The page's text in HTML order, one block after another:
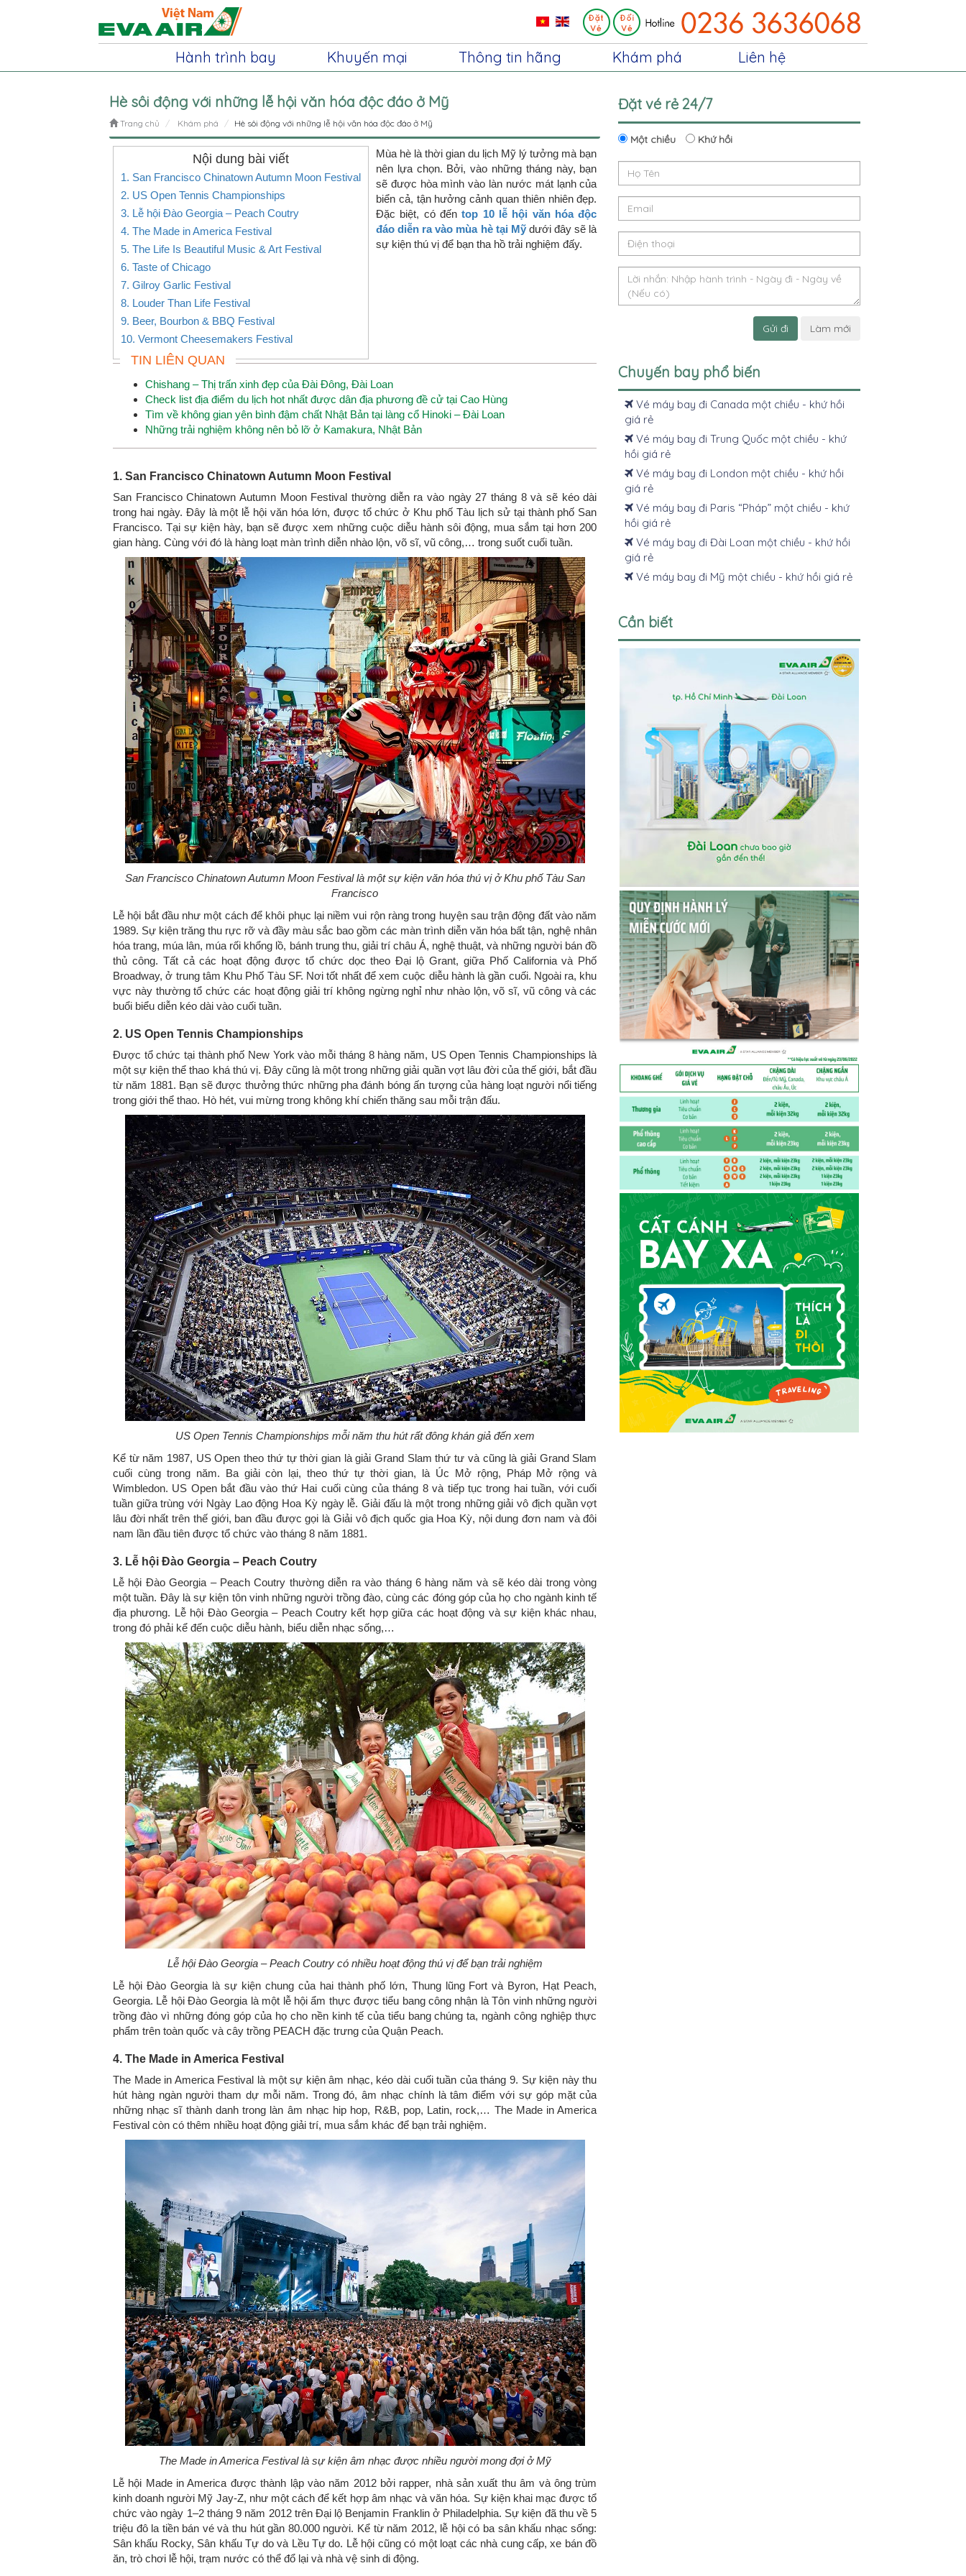
Hành trình bay Khuyến mại Thông tin hãng Khám phá Liên hệ
Hè sôi động với những lễ hội văn hóa độc đáo ở Mỹ
Trang chủ Khám phá Hè sôi động với những lễ hội văn hóa độc đáo ở Mỹ
Nội dung bài viết
1. San Francisco Chinatown Autumn Moon Festival
2. US Open Tennis Championships
3. Lễ hội Đào Georgia – Peach Coutry
4. The Made in America Festival
5. The Life Is Beautiful Music & Art Festival
6. Taste of Chicago
7. Gilroy Garlic Festival
8. Louder Than Life Festival
9. Beer, Bourbon & BBQ Festival
10. Vermont Cheesemakers Festival
Mùa hè là thời gian du lịch Mỹ lý tưởng mà bạn
nên lựa chọn. Bởi, vào những tháng này, bạn
sẽ được hòa mình vào làn nước mát lạnh của
biển cả, tận hưởng cảnh quan thiên nhiên đẹp.
Đặc biệt, có đếntop 10 lễ hội văn hóa độc
đáo diễn ra vào mùa hè tại Mỹdưới đây sẽ là
sự kiện thú vị để bạn tha hồ trải nghiệm đấy.
TIN LIÊN QUAN
Chishang – Thị trấn xinh đẹp của Đài Đông, Đài Loan
Check list địa điểm du lịch hot nhất được dân địa phương đề cử tại Cao Hùng
Tìm về không gian yên bình đậm chất Nhật Bản tại làng cổ Hinoki – Đài Loan
Những trải nghiệm không nên bỏ lỡ ở Kamakura, Nhật Bản
1. San Francisco Chinatown Autumn Moon Festival
San Francisco Chinatown Autumn Moon Festival thường diễn ra vào ngày 27 tháng 8 và sẽ kéo dài
trong hai ngày. Đây là một lễ hội văn hóa lớn, được tổ chức ở Khu phố Tàu lịch sử tại thành phố San
Francisco. Tại sự kiện hày, bạn sẽ được xem những cuộc diễu hành sôi động, mua sắm tại hơn 200
gian hàng. Cùng với đó là hàng loạt màn trình diễn nhào lộn, võ sĩ, vũ công,… trong suốt cuối tuần.
San Francisco Chinatown Autumn Moon Festival là một sự kiện văn hóa thú vị ở Khu phố Tàu San
Francisco
Lễ hội bắt đầu như một cách để khôi phục lại niềm vui rộn ràng trong huyện sau trận động đất vào năm
1989. Sự kiện trăng thu rực rỡ và đầy màu sắc bao gồm các màn trình diễn văn hóa bất tận, nghệ nhân
hóa trang, múa lân, múa rối khổng lồ, bánh trung thu, giải trí châu Á, nghệ thuật, và những người bán đồ
thủ công. Tất cả các hoạt động được tổ chức dọc theo Đại lộ Grant, giữa Phố California và Phố
Broadway, ở trung tâm Khu Phố Tàu SF. Nơi tốt nhất để xem cuộc diễu hành là gần cuối. Ngoài ra, khu
vực này thường tổ chức các hoạt động giải trí không ngừng nghỉ như nhào lộn, võ sĩ, vũ công và các
buổi biểu diễn kéo dài vào cuối tuần.
2. US Open Tennis Championships
Được tổ chức tại thành phố New York vào mỗi tháng 8 hàng năm, US Open Tennis Championships là
một sự kiện thể thao khá thú vị. Đây cũng là một trong những giải quần vợt lâu đời của thế giới, bắt đầu
từ năm 1881. Bạn sẽ được thưởng thức những pha đánh bóng ấn tượng của hàng loạt người nổi tiếng
trong giới thể thao. Hò hét, vui mừng trong không khí chiến thăng sau mỗi trận đấu.
US Open Tennis Championships mỗi năm thu hút rất đông khán giả đến xem
Kể từ năm 1987, US Open theo thứ tự thời gian là giải Grand Slam thứ tư và cũng là giải Grand Slam
cuối cùng trong năm. Ba giải còn lại, theo thứ tự thời gian, là Úc Mở rộng, Pháp Mở rộng và
Wimbledon. US Open bắt đầu vào thứ Hai cuối cùng của tháng 8 và tiếp tục trong hai tuần, với cuối
tuần giữa trùng với Ngày Lao động Hoa Kỳ ngày lễ. Giải đấu là một trong những giải vô địch quần vợt
lâu đời nhất trên thế giới, ban đầu được gọi là Giải vô địch quốc gia Hoa Kỳ, nội dung đơn nam và đôi
nam lần đầu tiên được tổ chức vào tháng 8 năm 1881.
3. Lễ hội Đào Georgia – Peach Coutry
Lễ hội Đào Georgia – Peach Coutry thường diễn ra vào tháng 6 hàng năm và sẽ kéo dài trong vòng
một tuần. Đây là sự kiện tôn vinh những người trồng đào, cùng các đóng góp của họ cho ngành kinh tế
địa phương. Lễ hội Đào Georgia – Peach Coutry kết hợp giữa các hoạt động và sự kiện khác nhau,
trong đó phải kể đến cuộc diễu hành, biểu diễn nhạc sống,…
Lễ hội Đào Georgia – Peach Coutry có nhiều hoạt động thú vị để bạn trải nghiệm
Lễ hội Đào Georgia là sự kiện chung của hai thành phố lớn, Thung lũng Fort và Byron, Hạt Peach,
Georgia. Lễ hội Đào Georgia là một lễ hội ẩm thực được tiểu bang công nhận là Tôn vinh những người
trồng đào vì những đóng góp của họ cho nền kinh tế của tiểu bang chúng ta, ngành công nghiệp thực
phẩm trên toàn quốc và cây trồng PEACH đặc trưng của Quận Peach.
4. The Made in America Festival
The Made in America Festival là một sự kiện âm nhạc, kéo dài cuối tuần của tháng 9. Sự kiện này thu
hút hàng ngàn người tham dự mỗi năm. Trong đó, âm nhạc chính là tâm điểm với sự góp mặt của
những nhạc sĩ thành danh trong làn âm nhạc hip hop, R&B, pop, Latin, rock,… The Made in America
Festival còn có thêm nhiều hoạt động giải trí, mua sắm khác để bạn trải nghiệm.
The Made in America Festivallà sự kiện âm nhạc được nhiều người mong đợi ở Mỹ
Lễ hội Made in America được thành lập vào năm 2012 bởi rapper, nhà sản xuất thu âm và ông trùm
kinh doanh người Mỹ Jay-Z, như một cách để kết hợp âm nhạc và văn hóa. Sự kiện khai mạc được tổ
chức vào ngày 1–2 tháng 9 năm 2012 trên Đại lộ Benjamin Franklin ở Philadelphia. Sự kiện đã thu về 5
triệu đô la tiền bán vé và thu hút gần 80.000 người. Kể từ năm 2012, lễ hội có ba sân khấu nhạc sống:
Sân khấu Rocky, Sân khấu Tự do và Lều Tự do. Lễ hội cũng có một loạt các nhà cung cấp, xe bán đồ
ăn, trò chơi lễ hội, trạm nước có thể đổ lại và nhà vệ sinh di động.
Đặt vé rẻ 24/7
Một chiều Khứ hồi
Gửi đi Làm mới
Chuyến bay phổ biến
Vé máy bay đi Canada một chiều - khứ hồi
giá rẻ
Vé máy bay đi Trung Quốc một chiều - khứ
hồi giá rẻ
Vé máy bay đi London một chiều - khứ hồi
giá rẻ
Vé máy bay đi Paris “Pháp” một chiều - khứ
hồi giá rẻ
Vé máy bay đi Đài Loan một chiều - khứ hồi
giá rẻ
Vé máy bay đi Mỹ một chiều - khứ hồi giá rẻ
Cần biết